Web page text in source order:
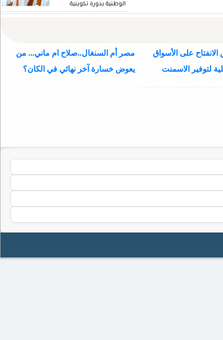
الوطنية بدورة تكوينية
للنواب الجديد
على الأسواق
لتوفير الاسمنت
مصر أم السنغال..صلاح ام ماني... من
يعوض خسارة آخر نهائي في الكان؟